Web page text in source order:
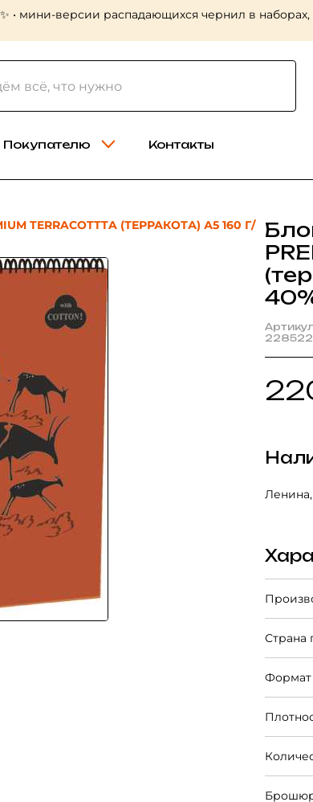
• мини-версии распадающихся чернил в
Покупателю Контакты
TERRACOTTTA (ТЕРРАКОТА) А5 160 Г/
228522
Страна
Формат